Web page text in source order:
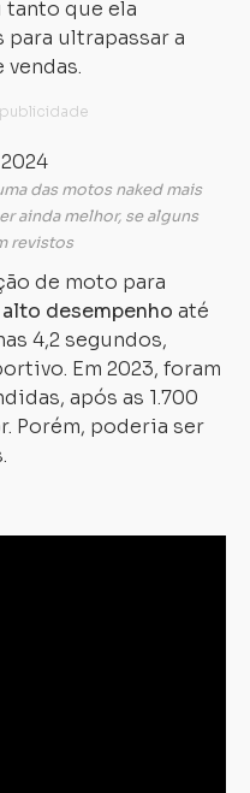
tanto que ela
ultrapassar a
das motos naked mais
ainda melhor, se alguns
revistos
de moto para
desempenho até
4,2 segundos,
Em 2023, foram
após as 1.700
Porém, poderia ser